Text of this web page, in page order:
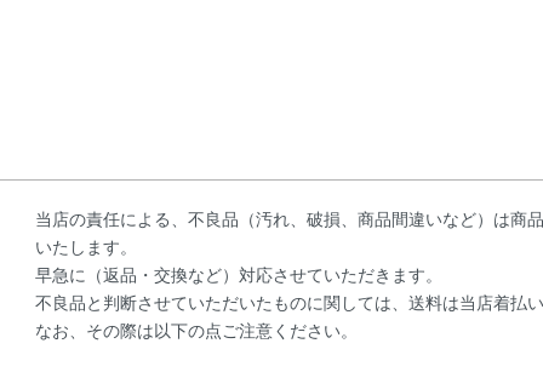
当店の責任による、不良品（汚れ、破損、商品間違いなど）は商
いたします。
早急に（返品・交換など）対応させていただきます。
不良品と判断させていただいたものに関しては、送料は当店着払
なお、その際は以下の点ご注意ください。